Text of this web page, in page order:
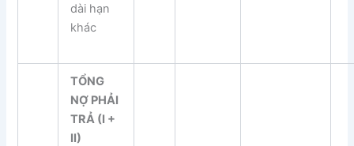
dài hạn
khác
TỔNG
NỢ PHẢI
TRẢ (I +
II)